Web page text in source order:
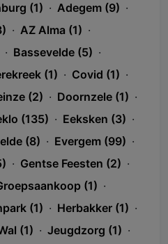
(1) · Adegem (9) ·
· AZ Alma (1) ·
· Bassevelde (5) ·
(1) · Covid (1) ·
(2) · Doornzele (1) ·
(135) · Eeksken (3) ·
(8) · Evergem (99) ·
· Gentse Feesten (2) ·
(1) ·
(1) · Herbakker (1) ·
(1) · Jeugdzorg (1) ·